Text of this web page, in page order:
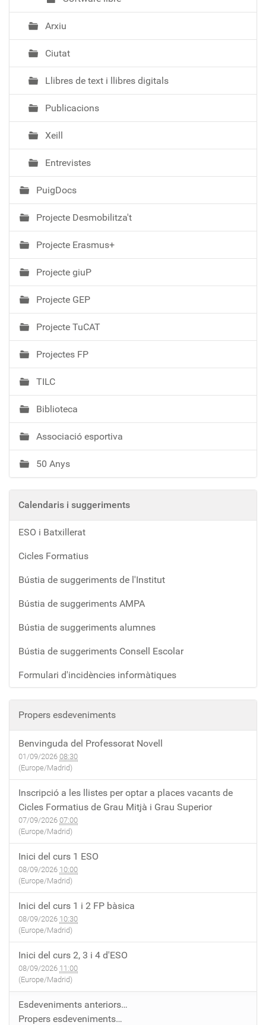
Arxiu
Ciutat
Llibres de text i llibres digitals
Publicacions
Xeill
Entrevistes
PuigDocs
Projecte Desmobilitza't
Projecte Erasmus+
Projecte giuP
Projecte GEP
Projecte TuCAT
Projectes FP
TILC
Biblioteca
Associació esportiva
50 Anys
Calendaris i suggeriments
ESO i Batxillerat
Cicles Formatius
Bústia de suggeriments de l'Institut
Bústia de suggeriments AMPA
Bústia de suggeriments alumnes
Bústia de suggeriments Consell Escolar
Formulari d'incidències informàtiques
Propers esdeveniments
Benvinguda del Professorat Novell
01/09/2026 08:30
(Europe/Madrid)
Inscripció a les llistes per optar a places vacants de
Cicles Formatius de Grau Mitjà i Grau Superior
07/09/2026 07:00
(Europe/Madrid)
Inici del curs 1 ESO
08/09/2026 10:00
(Europe/Madrid)
Inici del curs 1 i 2 FP bàsica
08/09/2026 10:30
(Europe/Madrid)
Inici del curs 2, 3 i 4 d'ESO
08/09/2026 11:00
(Europe/Madrid)
Esdeveniments anteriors…
Propers esdeveniments…